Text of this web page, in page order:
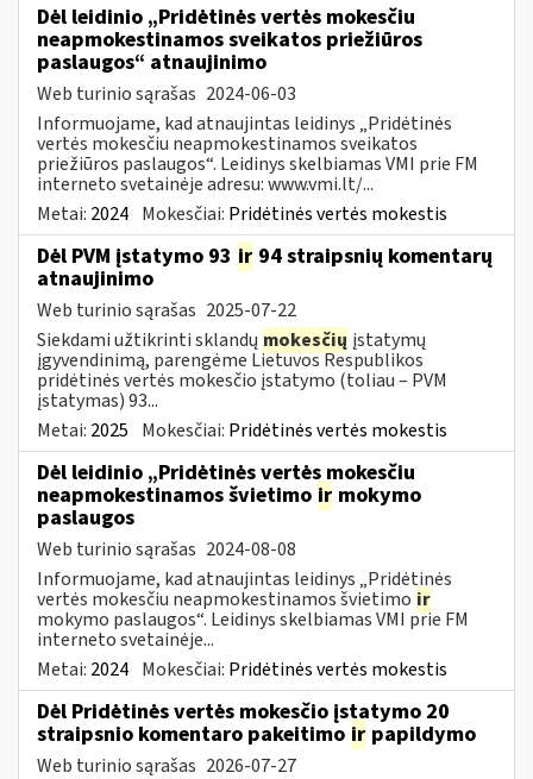
Dėl leidinio „Pridėtinės vertės mokesčiu
neapmokestinamos sveikatos priežiūros
paslaugos“ atnaujinimo
Web turinio sąrašas 2024-06-03
Informuojame, kad atnaujintas leidinys „Pridėtinės
vertės mokesčiu neapmokestinamos sveikatos
priežiūros paslaugos“. Leidinys skelbiamas VMI prie FM
interneto svetainėje adresu: www.vmi.lt/...
Metai: 2024 Mokesčiai: Pridėtinės vertės mokestis
Dėl PVM įstatymo 93 ir 94 straipsnių komentarų
atnaujinimo
Web turinio sąrašas 2025-07-22
Siekdami užtikrinti sklandų mokesčių įstatymų
įgyvendinimą, parengėme Lietuvos Respublikos
pridėtinės vertės mokesčio įstatymo (toliau – PVM
įstatymas) 93...
Metai: 2025 Mokesčiai: Pridėtinės vertės mokestis
Dėl leidinio „Pridėtinės vertės mokesčiu
neapmokestinamos švietimo ir mokymo
paslaugos
Web turinio sąrašas 2024-08-08
Informuojame, kad atnaujintas leidinys „Pridėtinės
vertės mokesčiu neapmokestinamos švietimo ir
mokymo paslaugos“. Leidinys skelbiamas VMI prie FM
interneto svetainėje...
Metai: 2024 Mokesčiai: Pridėtinės vertės mokestis
Dėl Pridėtinės vertės mokesčio įstatymo 20
straipsnio komentaro pakeitimo ir papildymo
Web turinio sąrašas 2026-07-27